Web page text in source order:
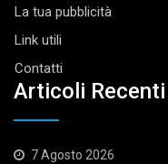
La tua pubblicità
Link utili
Contatti
Articoli Recenti
7 Agosto 2026